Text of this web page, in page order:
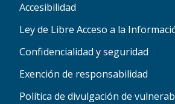
Accesibilidad
Ley de Libre Acceso a la
Confidencialidad y seguridad
Exención de responsabilidad
Política de divulgación de